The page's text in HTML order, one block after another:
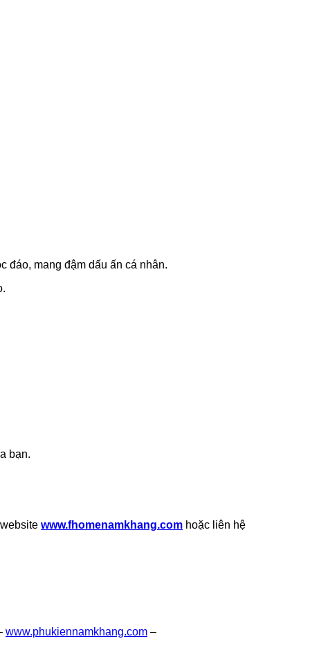
đáo, mang đậm dấu ấn cá nhân.
bạn.
www.fhomenamkhang.com hoặc liên hệ
www.phukiennamkhang.com –